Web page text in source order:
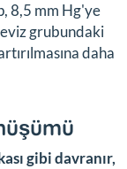
8,5 mm Hg'ye
grubundaki
daha
gibi davranır,